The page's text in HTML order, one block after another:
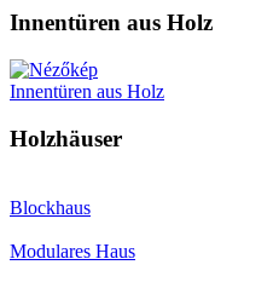
Innentüren aus Holz
Innentüren aus Holz
Holzhäuser
Blockhaus
Modulares Haus